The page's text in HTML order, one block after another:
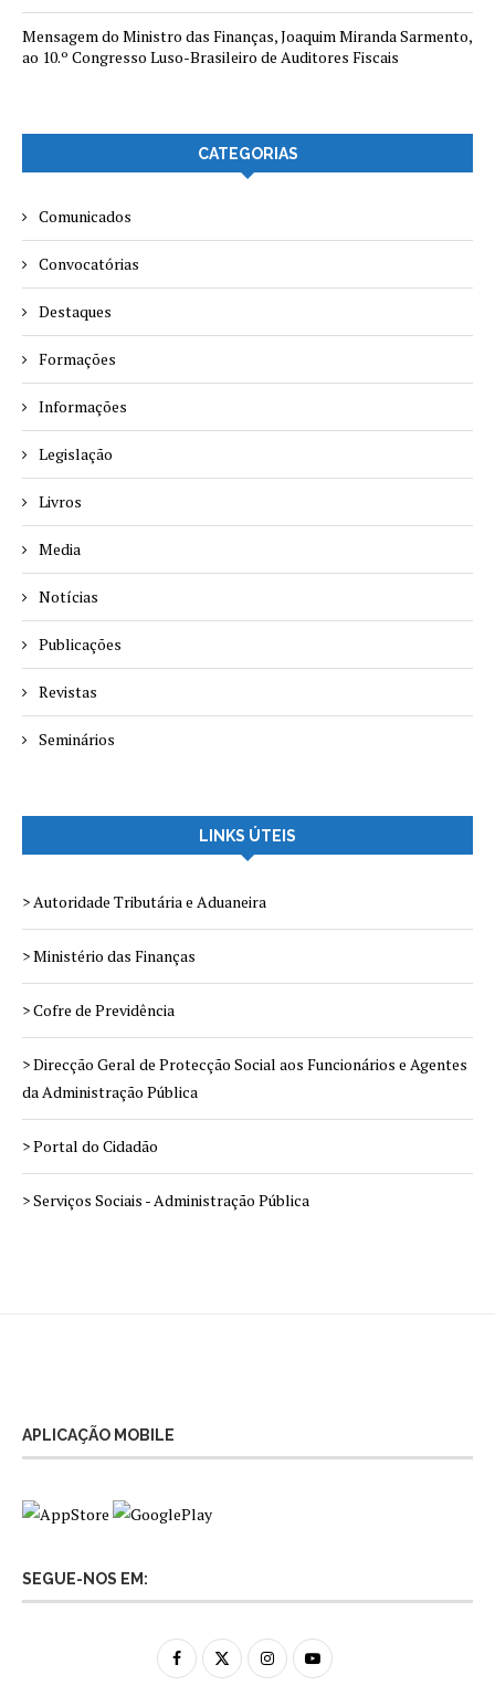
Mensagem do Ministro das Finanças, Joaquim Miranda Sarmento,
ao 10.º Congresso Luso-Brasileiro de Auditores Fiscais
CATEGORIAS
Comunicados
Convocatórias
Destaques
Formações
Informações
Legislação
Livros
Media
Notícias
Publicações
Revistas
Seminários
LINKS ÚTEIS
> Autoridade Tributária e Aduaneira
> Ministério das Finanças
> Cofre de Previdência
> Direcção Geral de Protecção Social aos Funcionários e Agentes
da Administração Pública
> Portal do Cidadão
> Serviços Sociais - Administração Pública
APLICAÇÃO MOBILE
SEGUE-NOS EM: